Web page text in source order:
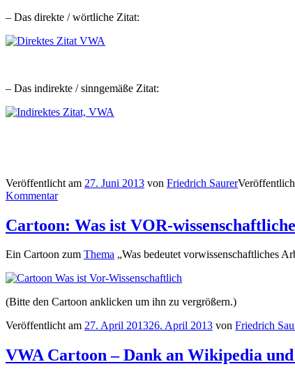
– Das direkte / wörtliche Zitat:
– Das indirekte / sinngemäße Zitat:
Veröffentlicht am 27. Juni 2013 von Friedrich Saurer
Kommentar
Cartoon: Was ist VOR-
Ein Cartoon zum Thema „Was bedeutet vorwissenschaftliches
(Bitte den Cartoon anklicken um ihn zu vergrößern.)
Veröffentlicht am 27. April 201326. April 2013 von Friedrich
VWA Cartoon – Dank an Wikipedia